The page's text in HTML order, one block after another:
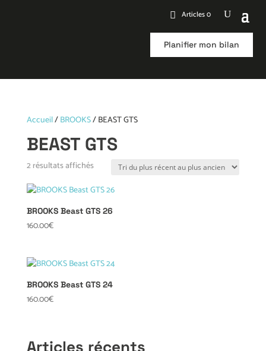
Articles 0
Planifier mon bilan
Accueil/BROOKS/ BEAST GTS
BEAST GTS
2 résultats affichésTrié
plus
récent
BROOKS Beast GTS 26
160.00€
BROOKS Beast GTS 24
160.00€